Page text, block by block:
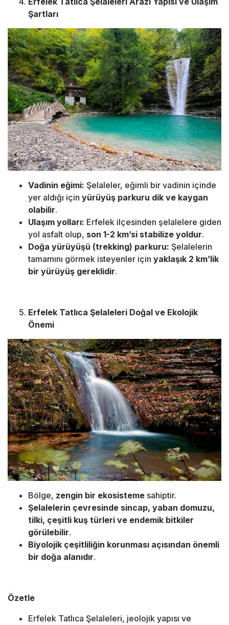
Şartları
Vadinin eğimi: Şelaleler, eğimli bir vadinin içinde
yer aldığı için yürüyüş parkuru dik ve kaygan
olabilir.
Ulaşım yolları: Erfelek ilçesinden şelalelere giden
yol asfalt olup, son 1-2 km’si stabilize yoldur.
Doğa yürüyüşü (trekking) parkuru: Şelalelerin
tamamını görmek isteyenler için yaklaşık 2 km’lik
bir yürüyüş gereklidir.
Erfelek Tatlıca Şelaleleri Doğal ve Ekolojik
Önemi
Bölge, zengin bir ekosisteme sahiptir.
Şelalelerin çevresinde sincap, yaban domuzu,
tilki, çeşitli kuş türleri ve endemik bitkiler
görülebilir.
Biyolojik çeşitliliğin korunması açısından önemli
bir doğa alanıdır.
Özetle
Erfelek Tatlıca Şelaleleri, jeolojik yapısı ve